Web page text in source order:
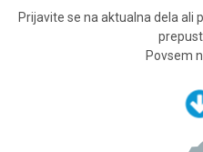
Prijavite se na aktualna dela ali
Povsem